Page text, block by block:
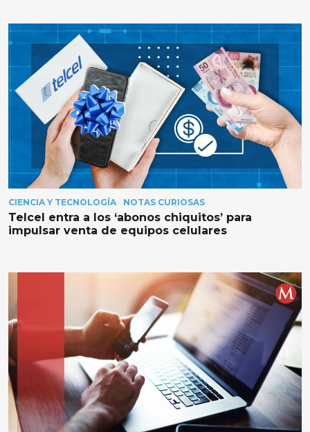
CIENCIA Y TECNOLOGÍA NOTAS CURIOSAS
Telcel entra a los ‘abonos chiquitos’ para
impulsar venta de equipos celulares